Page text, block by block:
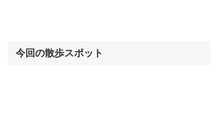
今回の散歩スポット